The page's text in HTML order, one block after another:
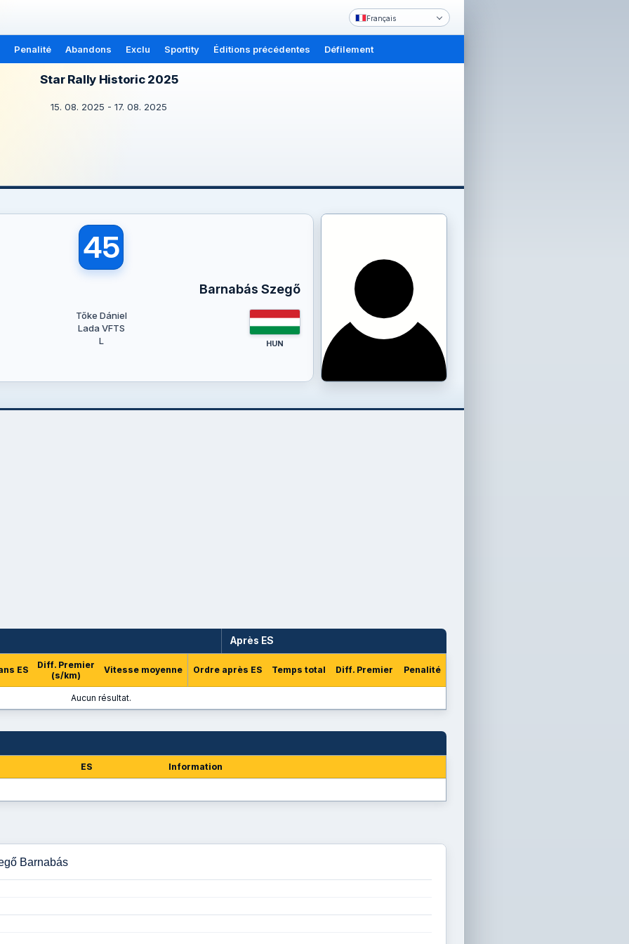
Français
Penalité Abandons Exclu Sportity Éditions précédentes Défilement
Star Rally Historic 2025
15. 08. 2025 - 17. 08. 2025
45
Barnabás Szegő
Tőke Dániel
Lada VFTS
L
HUN
Après ES
ES
Diff. Premier
(s/km)
Vitesse moyenne Ordre après ES Temps total Diff. Premier Penalité
Aucun résultat.
ES Information
Barnabás